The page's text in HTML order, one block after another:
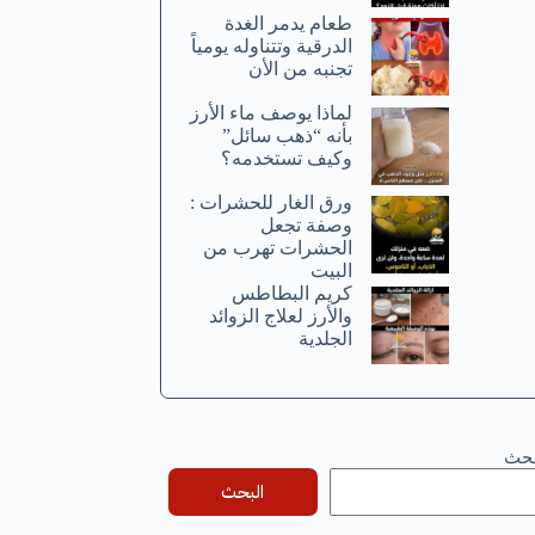
طعام يدمر الغدة
الدرقية وتتناوله يومياً
تجنبه من الأن
لماذا يوصف ماء الأرز
بأنه “ذهب سائل”
وكيف تستخدمه؟
ورق الغار للحشرات :
وصفة تجعل
الحشرات تهرب من
البيت
كريم البطاطس
والأرز لعلاج الزوائد
الجلدية
البحث